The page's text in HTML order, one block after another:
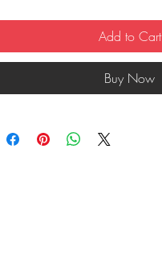
Add to Cart
Buy Now